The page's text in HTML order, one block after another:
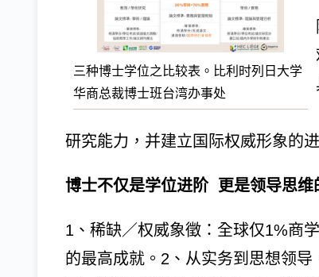
三种博士学位之比较表。比利时列日大学
华商总裁博士班台湾办事处
研究能力，并建立国际权威形象的
博士不仅是学位进阶 更是领导思维
1、稀缺／权威象徵：全球仅1%商
的最高成就。2、从实务到思想领